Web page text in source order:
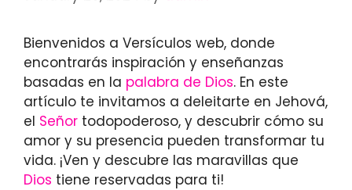
Bienvenidos a Versículos web, donde
encontrarás inspiración y enseñanzas
basadas en la palabra de Dios. En este
artículo te invitamos a deleitarte en Jehová,
el Señor todopoderoso, y descubrir cómo su
amor y su presencia pueden transformar tu
vida. ¡Ven y descubre las maravillas que
Dios tiene reservadas para ti!